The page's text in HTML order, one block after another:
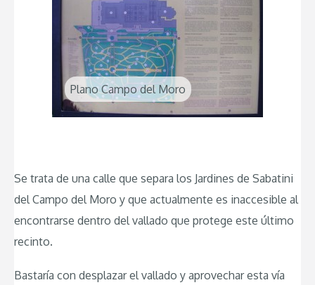
Plano Campo del Moro
Se trata de una calle que separa los Jardines de Sabatini
del Campo del Moro y que actualmente es inaccesible al
encontrarse dentro del vallado que protege este último
recinto.
Bastaría con desplazar el vallado y aprovechar esta vía